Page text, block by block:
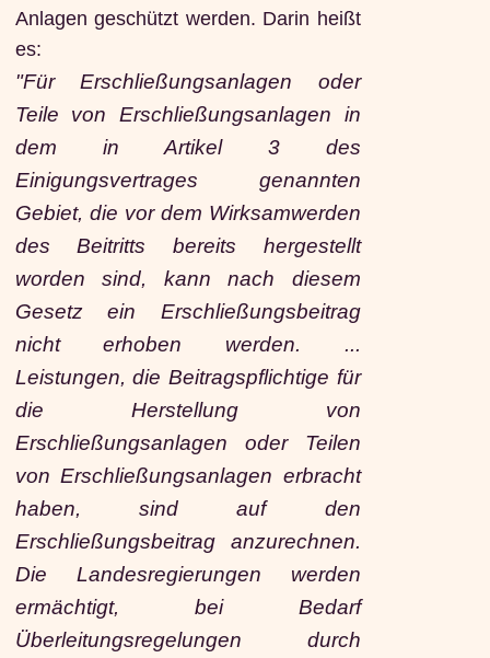
Anlagen geschützt werden. Darin heißt
es:
"Für Erschließungsanlagen oder
Teile von Erschließungsanlagen in
dem in Artikel 3 des
Einigungsvertrages genannten
Gebiet, die vor dem Wirksamwerden
des Beitritts bereits hergestellt
worden sind, kann nach diesem
Gesetz ein Erschließungsbeitrag
nicht erhoben werden. ...
Leistungen, die Beitragspflichtige für
die Herstellung von
Erschließungsanlagen oder Teilen
von Erschließungsanlagen erbracht
haben, sind auf den
Erschließungsbeitrag anzurechnen.
Die Landesregierungen werden
ermächtigt, bei Bedarf
Überleitungsregelungen durch